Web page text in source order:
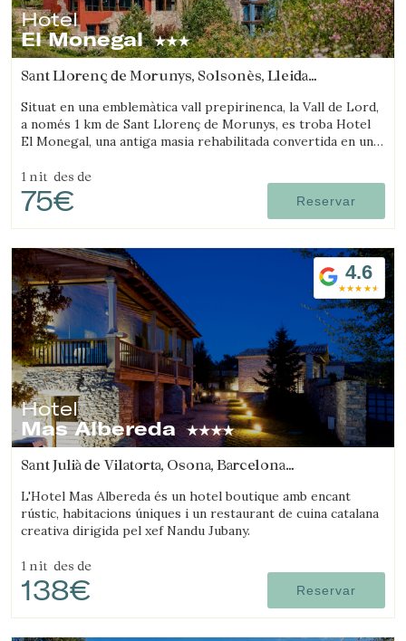
Hotel
El Monegal
Sant Llorenç de Morunys, Solsonès, Lleida
Situat en una emblemàtica vall prepirinenca, la Vall de Lord,
a només 1 km de Sant Llorenç de Morunys, es troba Hotel
El Monegal, una antiga masia rehabilitada convertida en un
1 nit des de
75€ Reservar
4.6
Hotel
Mas Albereda
Sant Julià de Vilatorta, Osona, Barcelona
L'Hotel Mas Albereda és un hotel boutique amb encant
rústic, habitacions úniques i un restaurant de cuina catalana
creativa dirigida pel xef Nandu Jubany.
1 nit des de
138€ Reservar